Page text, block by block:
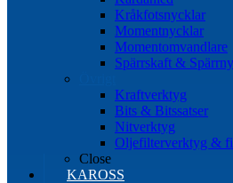
Kråkfotsnycklar
Momentnycklar
Momentomvandlare
Spärrskaft &
Kraftverktyg
Bits & Bitssatser
Nitverktyg
Oljefilterverktyg &
Close
KAROSS